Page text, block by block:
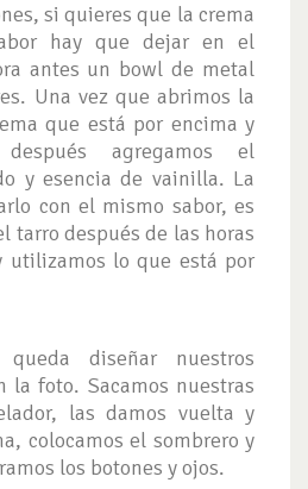
si quieres que la crema
hay que dejar en el
antes un bowl de metal
Una vez que abrimos la
que está por encima y
agregamos el
y esencia de vainilla. La
con el mismo sabor, es
tarro después de las horas
utilizamos lo que está por
diseñar nuestros
la foto. Sacamos nuestras
las damos vuelta y
colocamos el sombrero y
los botones y ojos.